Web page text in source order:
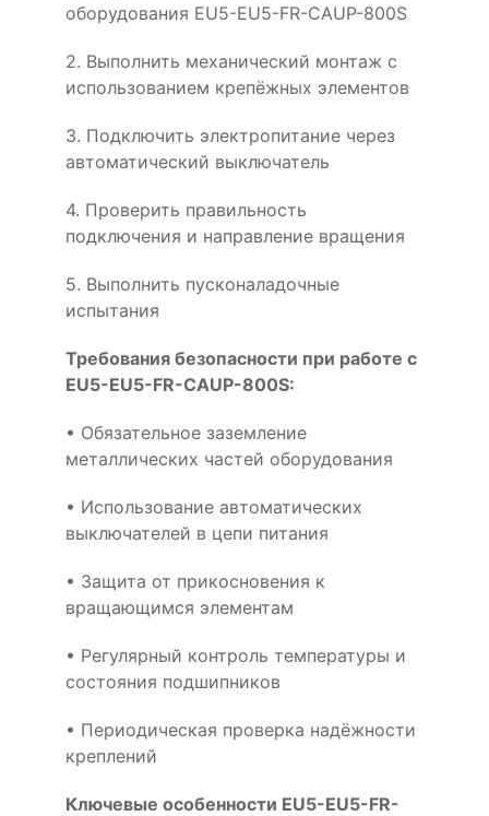
оборудования EU5-EU5-FR-CAUP-800S
2. Выполнить механический монтаж с
использованием крепёжных элементов
3. Подключить электропитание через
автоматический выключатель
4. Проверить правильность
подключения и направление вращения
5. Выполнить пусконаладочные
испытания
Требования безопасности при работе с
EU5-EU5-FR-CAUP-800S:
• Обязательное заземление
металлических частей оборудования
• Использование автоматических
выключателей в цепи питания
• Защита от прикосновения к
вращающимся элементам
• Регулярный контроль температуры и
состояния подшипников
• Периодическая проверка надёжности
креплений
Ключевые особенности EU5-EU5-FR-